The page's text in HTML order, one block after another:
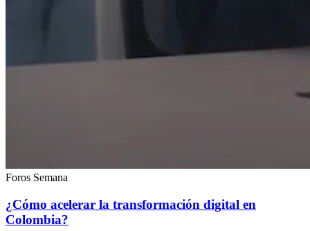
Foros Semana
¿Cómo acelerar la transformación digital en
Colombia?